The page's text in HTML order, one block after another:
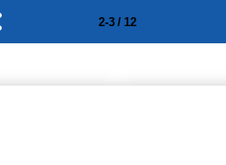
2-3 / 12